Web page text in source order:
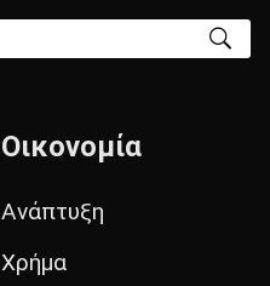
Οικονομία
Ανάπτυξη
Χρήμα